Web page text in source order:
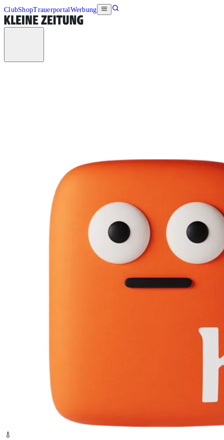
ClubShopTrauerportalWerbung